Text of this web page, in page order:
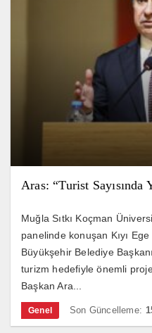
Aras: “Turist Sayısında
Muğla Sıtkı Koçman
panelinde konuşan Kıyı
Büyükşehir Belediye
turizm hedefiyle önemli
Başkan Ara...
Genel Son Güncelleme: